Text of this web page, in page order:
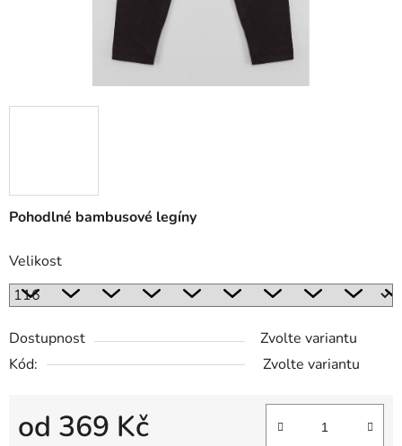
Pohodlné bambusové legíny
Velikost
Dostupnost
Zvolte variantu
Kód:
Zvolte variantu
od 369 Kč